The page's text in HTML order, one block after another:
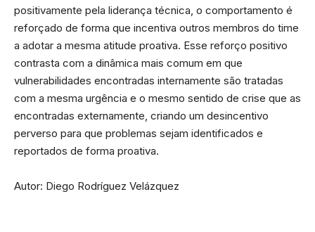
positivamente pela liderança técnica, o comportamento é
reforçado de forma que incentiva outros membros do time
a adotar a mesma atitude proativa. Esse reforço positivo
contrasta com a dinâmica mais comum em que
vulnerabilidades encontradas internamente são tratadas
com a mesma urgência e o mesmo sentido de crise que as
encontradas externamente, criando um desincentivo
perverso para que problemas sejam identificados e
reportados de forma proativa.
Autor: Diego Rodríguez Velázquez